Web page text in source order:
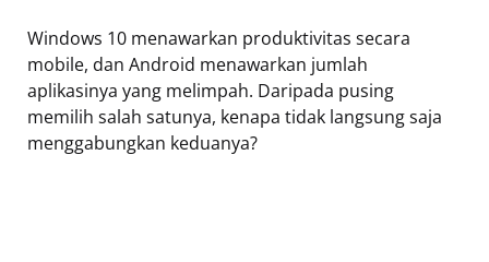
Windows 10 menawarkan produktivitas secara
mobile, dan Android menawarkan jumlah
aplikasinya yang melimpah. Daripada pusing
memilih salah satunya, kenapa tidak langsung saja
menggabungkan keduanya?